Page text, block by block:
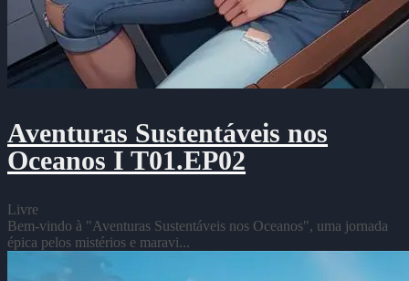
Aventuras Sustentáveis nos
Oceanos I T01.EP02
Livre
Bem-vindo à "Aventuras Sustentáveis nos Oceanos", uma jornada
épica pelos mistérios e maravi...